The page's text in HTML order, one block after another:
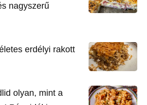
nagyszerű
erdélyi rakott
olyan, mint a